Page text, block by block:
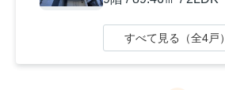
すべて見る（全4戸）